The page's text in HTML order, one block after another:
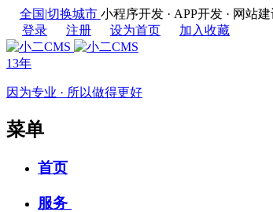
全国|切换城市 小程序开发 · APP开发 · 网站
登录
注册 设为首页 加入收藏
13年
因为专业 · 所以做得更好
菜单
首页
服务